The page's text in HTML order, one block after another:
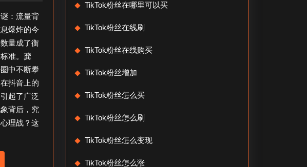
涨
粉
了
现
在
怎
么
5
日
：流量背
爆炸的今
量成了衡
准。龚
中不断攀
抖音上的
起了广泛
背后，究
理战？这
TikTok粉丝在哪里可以买
TikTok粉丝在线刷
TikTok粉丝在线购买
TikTok粉丝增加
TikTok粉丝怎么买
TikTok粉丝怎么刷
TikTok粉丝怎么变现
TikTok粉丝怎么涨